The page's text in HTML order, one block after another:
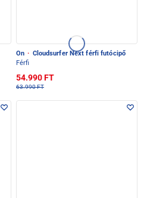
On · Cloudsurfer Next férfi futócipő
Férfi
54.990 FT
63.990 FT